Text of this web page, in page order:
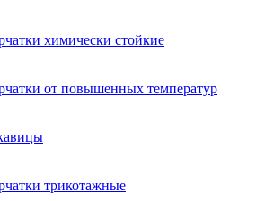
химически стойкие
от повышенных температур
трикотажные